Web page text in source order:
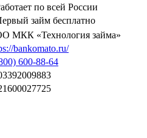
по всей России
займ бесплатно
МКК «Технология займа»
bankomato.ru/
600-88-64